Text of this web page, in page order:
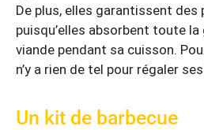
De plus, elles garantissent des
puisqu’elles absorbent toute
viande pendant sa cuisson.
n’y a rien de tel pour régaler
Un kit de barbecue